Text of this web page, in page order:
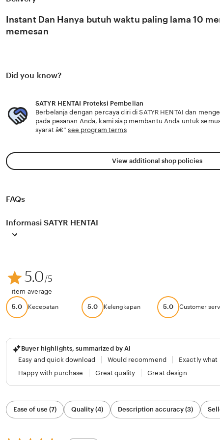
di pasar global. Dengan dukungan sexvid yang selalu
Anda secara eksklusif.
Instant Dan Hanya butuh waktu paling lama 10
memesan
Did you know?
SATYR HENTAI Proteksi Pembelian
Berbelanja dengan percaya diri di SATYR HENTAI dan
pada pesanan Anda, kami siap membantu Anda untuk
syarat â€”see program terms
View additional shop policies
FAQs
Informasi SATYR HENTAI
5.0/5
item average
5.0 Kecepatan 5.0 Kelengkapan 5.0 Customer
Buyer highlights, summarized by AI
Easy and quick download
Would recommend
Exactly what
Happy with purchase
Great quality Great design
Filter
by
category
Ease of use (7) Quality (4) Description accuracy (3)